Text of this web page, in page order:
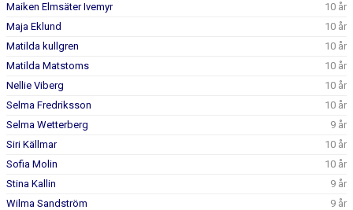
Maiken Elmsäter Ivemyr
10 år
Maja Eklund
10 år
Matilda kullgren
10 år
Matilda Matstoms
10 år
Nellie Viberg
10 år
Selma Fredriksson
10 år
Selma Wetterberg
9 år
Siri Källmar
10 år
Sofia Molin
10 år
Stina Kallin
9 år
Wilma Sandström
9 år